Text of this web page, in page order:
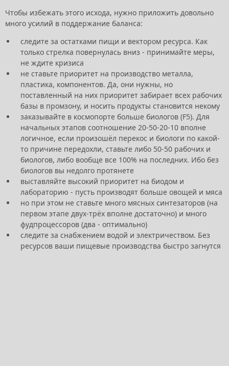
Чтобы избежать этого исхода, нужно приложить довольно
много усилий в поддержание баланса:
следите за остатками пищи и вектором ресурса. Как
только стрелка повернулась вниз - принимайте меры,
не ждите кризиса
не ставьте приоритет на производство металла,
пластика, компонентов. Да, они нужны, но
поставленный на них приоритет забирает всех рабочих
базы в промзону, и носить продукты становится некому
заказывайте в космопорте больше биологов (F5). Для
начальных этапов соотношение 20-50-20-10 вполне
логичное, если произошёл перекос и биологи по какой-
то причине передохли, ставьте либо 50-50 рабочих и
биологов, либо вообще все 100% на последних. Ибо без
биологов вы недолго протянете
выставляйте высокий приоритет на биодом и
лабораторию - пусть производят больше овощей и мяса
но при этом не ставьте много мясных синтезаторов (на
первом этапе двух-трёх вполне достаточно) и много
фудпроцессоров (два - оптимально)
следите за снабжением водой и электричеством. Без
ресурсов ваши пищевые производства быстро загнутся